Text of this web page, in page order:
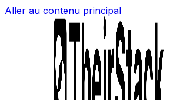
Aller au contenu principal